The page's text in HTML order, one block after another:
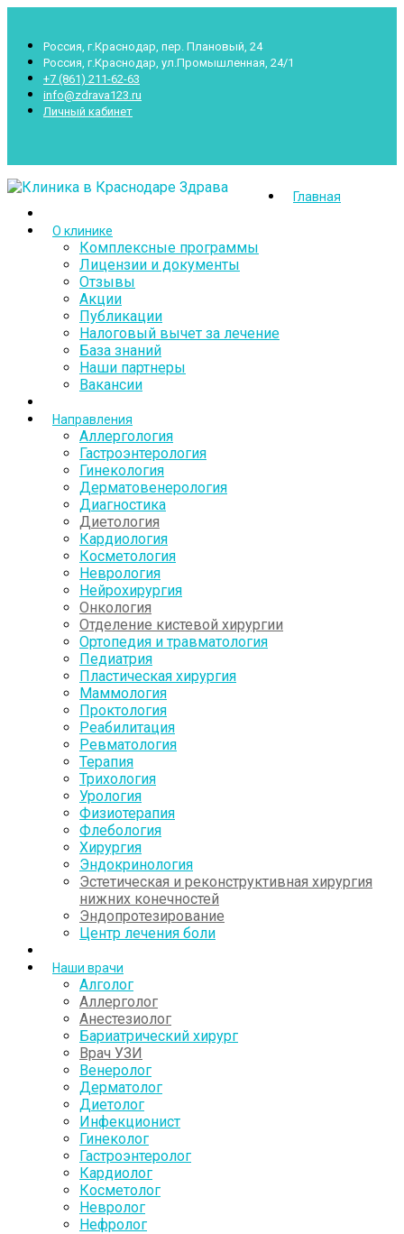
Россия, г.Краснодар, пер. Плановый, 24
Россия, г.Краснодар, ул.Промышленная, 24/1
+7 (861) 211-62-63
info@zdrava123.ru
Личный кабинет
Главная
О клинике
Комплексные программы
Лицензии и документы
Отзывы
Акции
Публикации
Налоговый вычет за лечение
База знаний
Наши партнеры
Вакансии
Направления
Аллергология
Гастроэнтерология
Гинекология
Дерматовенерология
Диагностика
Диетология
Кардиология
Косметология
Неврология
Нейрохирургия
Онкология
Отделение кистевой хирургии
Ортопедия и травматология
Педиатрия
Пластическая хирургия
Маммология
Проктология
Реабилитация
Ревматология
Терапия
Трихология
Урология
Физиотерапия
Флебология
Хирургия
Эндокринология
Эстетическая и реконструктивная хирургия
нижних конечностей
Эндопротезирование
Центр лечения боли
Наши врачи
Алголог
Аллерголог
Анестезиолог
Бариатрический хирург
Врач УЗИ
Венеролог
Дерматолог
Диетолог
Инфекционист
Гинеколог
Гастроэнтеролог
Кардиолог
Косметолог
Невролог
Нефролог